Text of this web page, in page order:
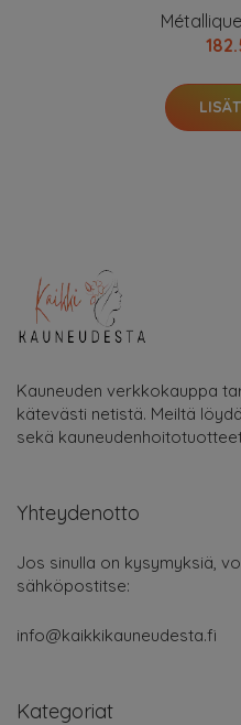
Kauneuden verkkokauppa
kätevästi netistä. Meiltä
sekä
Yhteydenotto
Jos sinulla on kysymyksiä,
sähköpostitse:
info@kaikkikauneudesta.fi
Kategoriat